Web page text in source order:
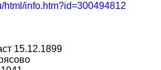
html/info.htm?id=300494812
15.12.1899